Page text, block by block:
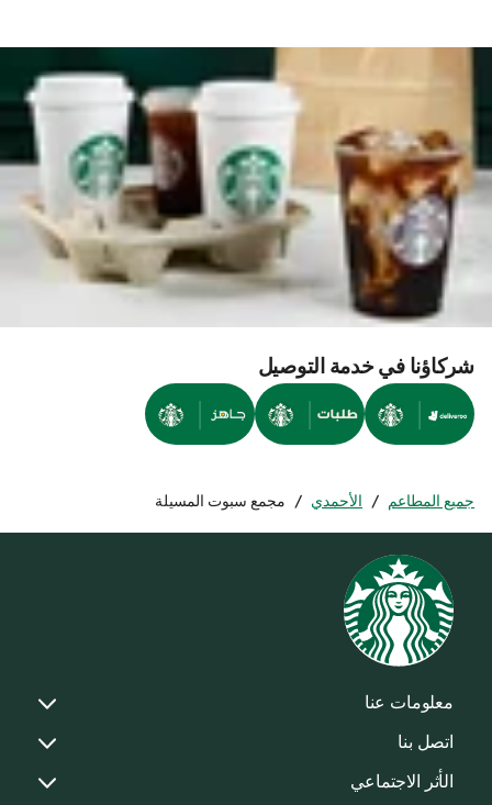
شركاؤنا في خدمة التوصيل
جميع المطاعم / الأحمدي / مجمع سبوت المسيلة
معلومات عنا
اتصل بنا
الأثر الاجتماعي